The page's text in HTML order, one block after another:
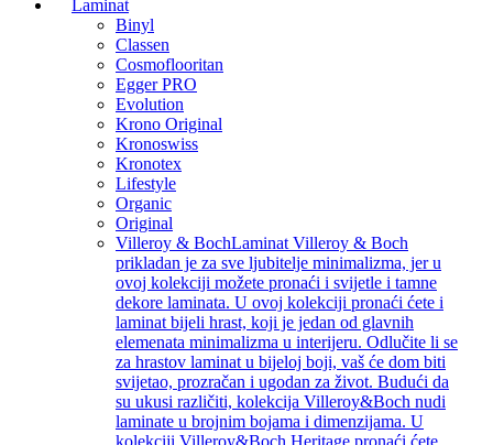
Laminat
Binyl
Classen
Cosmoflooritan
Egger PRO
Evolution
Krono Original
Kronoswiss
Kronotex
Lifestyle
Organic
Original
Villeroy & BochLaminat Villeroy & Boch
prikladan je za sve ljubitelje minimalizma, jer u
ovoj kolekciji možete pronaći i svijetle i tamne
dekore laminata. U ovoj kolekciji pronaći ćete i
laminat bijeli hrast, koji je jedan od glavnih
elemenata minimalizma u interijeru. Odlučite li se
za hrastov laminat u bijeloj boji, vaš će dom biti
svijetao, prozračan i ugodan za život. Budući da
su ukusi različiti, kolekcija Villeroy&Boch nudi
laminate u brojnim bojama i dimenzijama. U
kolekciji Villeroy&Boch Heritage pronaći ćete